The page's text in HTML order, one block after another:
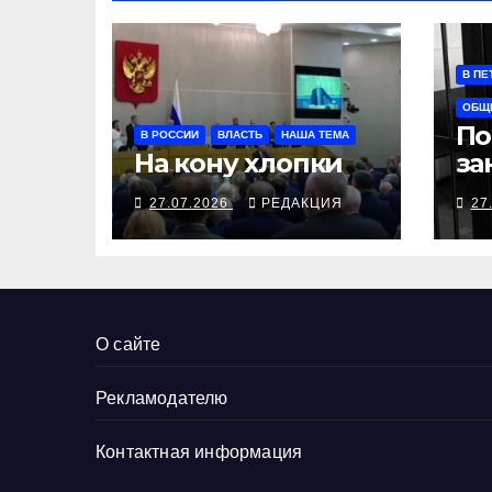
В РОССИИ ВЛАСТЬ НАША ТЕМА
На кону хлопки
27.07.2026 РЕДАКЦИЯ
В
О сайте
Рекламодателю
Контактная информация